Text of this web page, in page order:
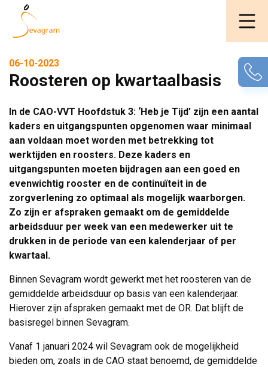
06-10-2023
Roosteren op kwartaalbasis
In de CAO-VVT Hoofdstuk 3: ‘Heb je Tijd’ zijn een aantal
kaders en uitgangspunten opgenomen waar minimaal
aan voldaan moet worden met betrekking tot
werktijden en roosters. Deze kaders en
uitgangspunten moeten bijdragen aan een goed en
evenwichtig rooster en de continuïteit in de
zorgverlening zo optimaal als mogelijk waarborgen.
Zo zijn er afspraken gemaakt om de gemiddelde
arbeidsduur per week van een medewerker uit te
drukken in de periode van een kalenderjaar of per
kwartaal.
Binnen Sevagram wordt gewerkt met het roosteren van de
gemiddelde arbeidsduur op basis van een kalenderjaar.
Hierover zijn afspraken gemaakt met de OR. Dat blijft de
basisregel binnen Sevagram.
Vanaf 1 januari 2024 wil Sevagram ook de mogelijkheid
bieden om, zoals in de CAO staat benoemd, de gemiddelde